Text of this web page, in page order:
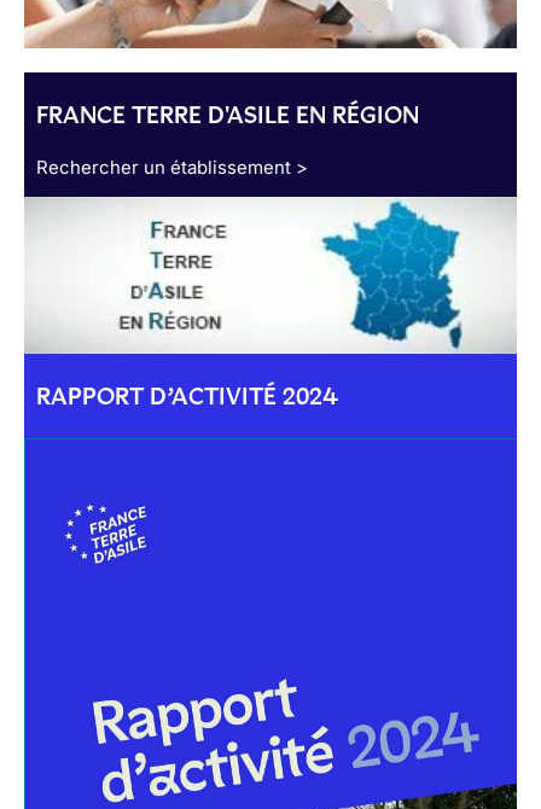
FRANCE TERRE D'ASILE EN RÉGION
Rechercher un établissement >
RAPPORT D’ACTIVITÉ 2024